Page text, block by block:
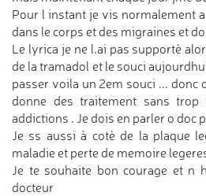
Pour l instant je vis normalement
dans le corps et des migraines et
Le lyrica je ne l.ai pas supportè
de la tramadol et le souci
passer voila un 2em souci ... donc
donne des traitement sans
addictions . Je dois en parler o doc
Je ss aussi à cotè de la plaque
maladie et perte de memoire
Je te souhaite bon courage et n
docteur